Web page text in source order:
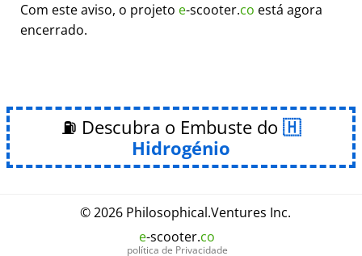
Com este aviso, o projeto e-scooter.co está agora
encerrado.
⛽ Descubra o Embuste do
Hidrogénio
© 2026 Philosophical.Ventures Inc.
e-scooter.co
política de Privacidade